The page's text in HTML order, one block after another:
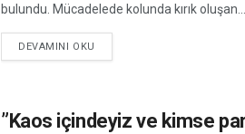
bulundu. Mücadelede kolunda kırık oluşan...
DEVAMINI OKU
”Kaos içindeyiz ve kimse